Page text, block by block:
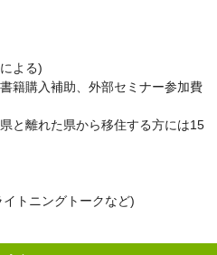
よる)
籍購入補助、外部セミナー参加費
と離れた県から移住する方には15
トニングトークなど)